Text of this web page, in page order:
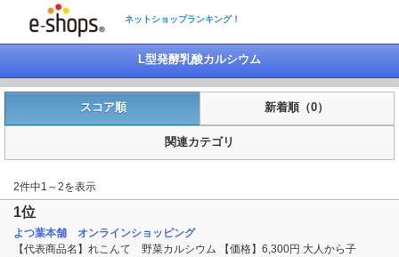
ネットショップランキング！
L型発酵乳酸カルシウム
スコア順 新着順（0）
関連カテゴリ
2件中1～2を表示
1位
よつ葉本舗 オンラインショッピング
【代表商品名】れこんて 野菜カルシウム 【価格】6,300円 大人から子